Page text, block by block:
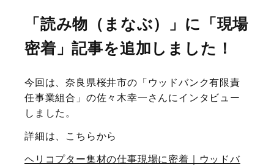
「読み物（まなぶ）」に「現場
密着」記事を追加しました！
今回は、奈良県桜井市の「ウッドバンク有限責
任事業組合」の佐々木幸一さんにインタビュー
しました。
詳細は、こちらから
ヘリコプター集材の仕事現場に密着｜ウッドバ